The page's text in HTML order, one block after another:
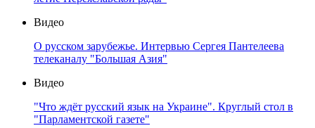
Видео
О русском зарубежье. Интервью Сергея Пантелеева
телеканалу "Большая Азия"
Видео
"Что ждёт русский язык на Украине". Круглый стол в
"Парламентской газете"